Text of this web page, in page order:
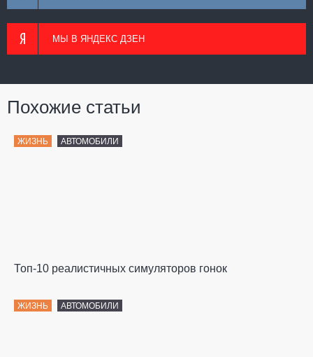
МЫ В ЯНДЕКС ДЗЕН
Похожие статьи
ЖИЗНЬ АВТОМОБИЛИ
Топ-10 реалистичных симуляторов гонок
ЖИЗНЬ АВТОМОБИЛИ